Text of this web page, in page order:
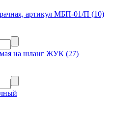
артикул МБП-01/П (10)
на шланг ЖУК (27)